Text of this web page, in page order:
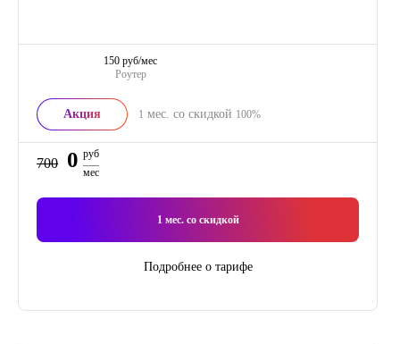
Роутер
150 руб/мес
Акция 1 мес. со скидкой 100%
700 0 руб
мес
1мес. со скидкой
Подробнее о тарифе